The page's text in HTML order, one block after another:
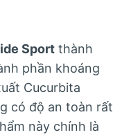
Sport thành
phần khoáng
Cucurbita
có độ an toàn rất
này chính là